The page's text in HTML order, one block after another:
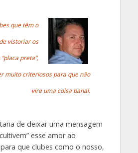
que têm o
vistoriar os
preta”,
muito criteriosos para que não
vire uma coisa banal.
de deixar uma mensagem
esse amor ao
que clubes como o nosso,